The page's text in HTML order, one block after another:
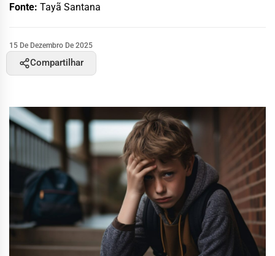
Fonte: Tayã Santana
15 De Dezembro De 2025
Compartilhar